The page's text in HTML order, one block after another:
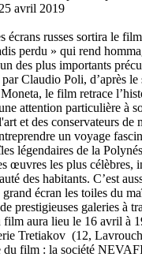
avril 2019
écrans russes sortira le
perdu » qui rend
des plus importants
Claudio Poli, d’après
le film retrace
attention particulière à
et des conservateurs de
un voyage
légendaires de la
œuvres les plus célèbres,
des habitants. C’est
écran les toiles du
prestigieuses galeries à
film aura lieu le 16 avril à
Tretiakov (12,
du film : la société